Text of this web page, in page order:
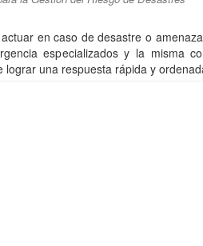
en caso de desastre o
especializados y la misma
lograr una respuesta rápida y